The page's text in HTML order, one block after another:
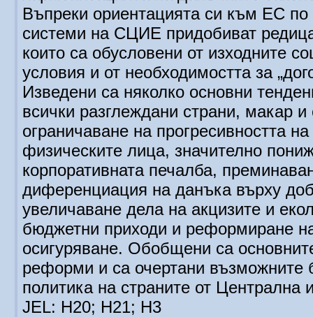
Въпреки ориентацията си към ЕС
системи на СЦИЕ придобиват
които са обусловени от изходните
условия и от необходимостта за
Изведени са няколко основни
всички разглеждани страни, макар
ограничаване на прогресивността
физическите лица, значително
корпоративната печалба,
диференциация на данъка върху
увеличаване дела на акцизите и
бюджетни приходи и реформиране
осигуряване. Обобщени са
реформи и са очертани възможните
политика на страните от
JEL: H20; H21; H3